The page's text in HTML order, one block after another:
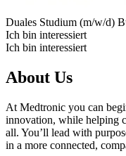
Duales Studium (m/w/d)
Ich bin interessiert
Ich bin interessiert
About Us
At Medtronic you can
innovation, while helping
all. You’ll lead with
in a more connected,